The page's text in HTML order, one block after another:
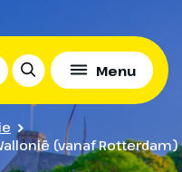
Menu
(vanaf Rotterdam)
programma
informatie over